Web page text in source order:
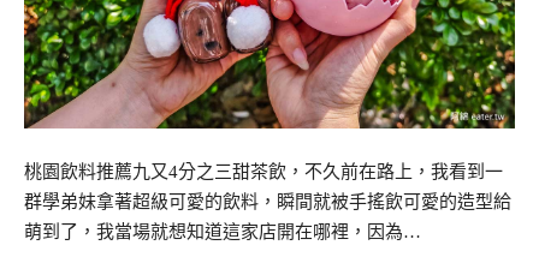
桃園飲料推薦九又4分之三甜茶飲，不久前在路上，我看到一
群學弟妹拿著超級可愛的飲料，瞬間就被手搖飲可愛的造型給
萌到了，我當場就想知道這家店開在哪裡，因為…